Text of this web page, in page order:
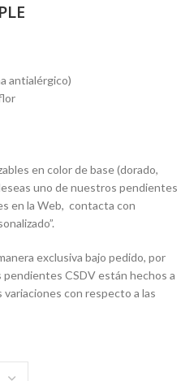
antialérgico)
en color de base (dorado,
uno de nuestros pendientes
en la Web, contacta con
exclusiva bajo pedido, por
CSDV están hechos a
con respecto a las